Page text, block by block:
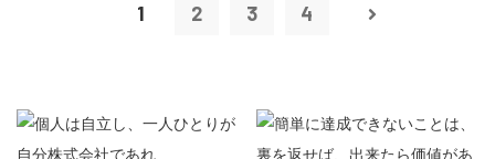
1 2 3 4